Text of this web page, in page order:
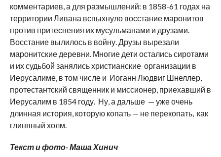
комментариев, а для размышлений: в 1858-61 годах на
территории Ливана вспыхнуло восстание маронитов
против притеснения их мусульманами и друзами.
Восстание вылилось в войну. Друзы вырезали
маронитские деревни. Многие дети остались сиротами
и их судьбой занялись христианские организации в
Иерусалиме, в том числе и Иоганн Людвиг Шнеллер,
протестантский священник и миссионер, приехавший в
Иерусалим в 1854 году. Ну, а дальше — уже очень
длинная история, которую копать — не перекопать, как
глиняный холм.
Текст и фото- Маша Хинич